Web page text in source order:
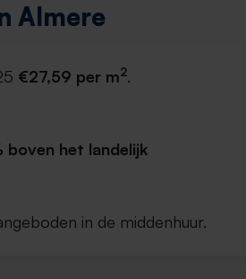
Almere
€27,59 per m2.
boven het landelijk
in de middenhuur.